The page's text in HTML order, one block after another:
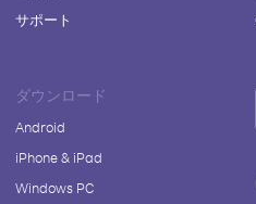
サポート
ダウンロード
Android
iPhone & iPad
Windows PC